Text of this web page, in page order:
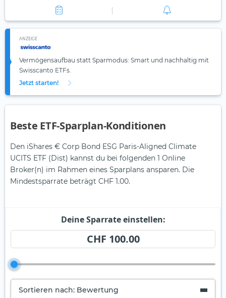
ANZEIGE
Vermögensaufbau statt Sparmodus: Smart und nachhaltig mit
Swisscanto ETFs.
Jetzt starten!
Beste ETF-Sparplan-Konditionen
Den iShares € Corp Bond ESG Paris-Aligned Climate
UCITS ETF (Dist) kannst du bei folgenden 1 Online
Broker(n) im Rahmen eines Sparplans ansparen. Die
Mindestsparrate beträgt CHF 1.00.
Deine Sparrate einstellen:
CHF 100.00
Sortieren nach: Bewertung